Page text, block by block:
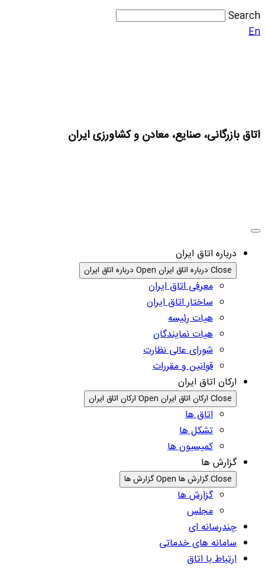
Search
En
اتاق بازرگانی، صنایع، معادن و کشاورزی ایران
درباره اتاق ایران
Close درباره اتاق ایران Open درباره اتاق ایران
معرفی اتاق ایران
ساختار اتاق ایران
هیات رئیسه
هیات نمایندگان
شورای عالی نظارت
قوانین و مقررات
ارکان اتاق ایران
Close ارکان اتاق ایران Open ارکان اتاق ایران
اتاق ها
تشکل ها
کمیسیون ها
گزارش ها
Close گزارش ها Open گزارش ها
گزارش ها
مجلس
چندرسانه ای
سامانه های خدماتی
ارتباط با اتاق